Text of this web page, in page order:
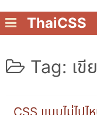
ThaiCSS
Tag: เขี
CSS แบบไม่ไปไ